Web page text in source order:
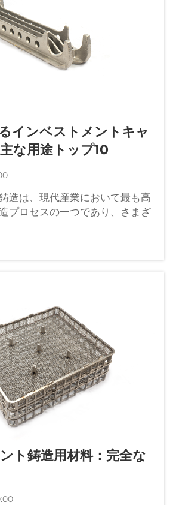
インベストメントキャ
な用途トップ10
造は、現代産業において最も高
プロセスの一つであり、さまざ
た寸法精度と表面仕上げ品質を
度な金属加工技術は、...
ト鋳造用材料：完全な